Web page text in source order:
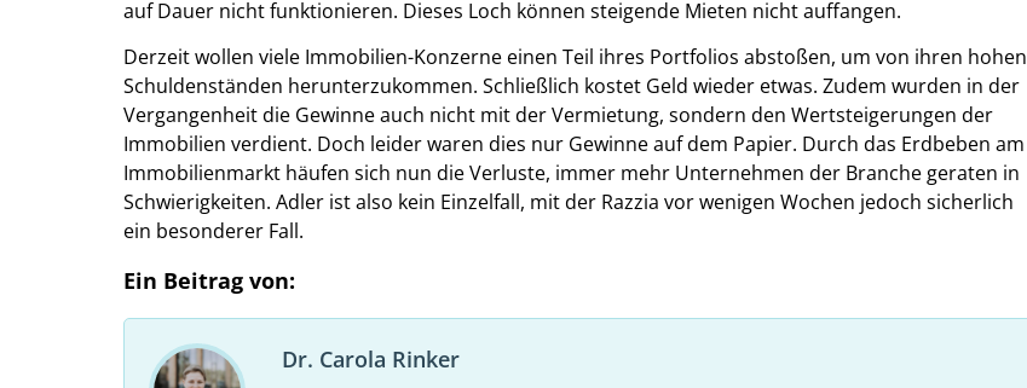
auf Dauer nicht funktionieren. Dieses Loch können steigende Mieten nicht auffangen.
Derzeit wollen viele Immobilien-Konzerne einen Teil ihres Portfolios abstoßen, um von ihren hohen
Schuldenständen herunterzukommen. Schließlich kostet Geld wieder etwas. Zudem wurden in der
Vergangenheit die Gewinne auch nicht mit der Vermietung, sondern den Wertsteigerungen der
Immobilien verdient. Doch leider waren dies nur Gewinne auf dem Papier. Durch das Erdbeben am
Immobilienmarkt häufen sich nun die Verluste, immer mehr Unternehmen der Branche geraten in
Schwierigkeiten. Adler ist also kein Einzelfall, mit der Razzia vor wenigen Wochen jedoch sicherlich
ein besonderer Fall.
Ein Beitrag von:
Dr. Carola Rinker